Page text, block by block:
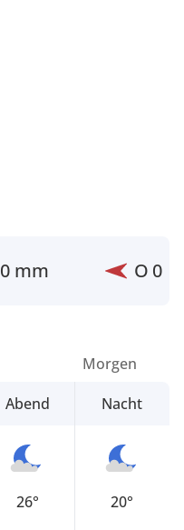
0 mm O 0
Abend
26°
Morgen
Nacht
20°